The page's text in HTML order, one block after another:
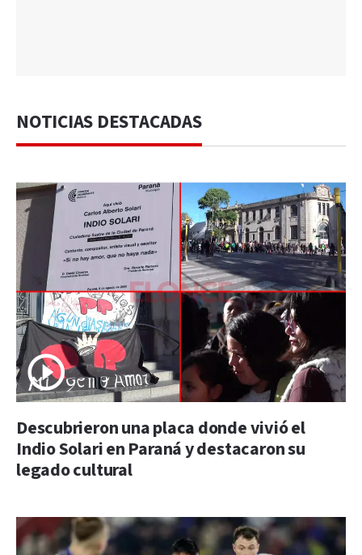
NOTICIAS DESTACADAS
Descubrieron una placa donde vivió el
Indio Solari en Paraná y destacaron su
legado cultural